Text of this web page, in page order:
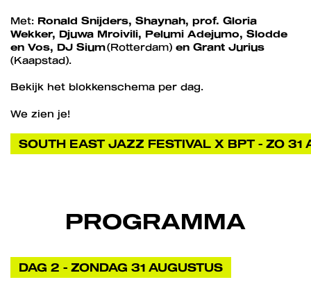
Met: Ronald Snijders, Shaynah, prof. Gloria
Wekker, Djuwa Mroivili, Pelumi Adejumo, Slodde
en Vos, DJ Sium(Rotterdam) en Grant Jurius
(Kaapstad).
Bekijk het blokkenschema per dag.
We zien je!
SOUTH EAST JAZZ FESTIVAL X BPT - ZO 31
PROGRAMMA
DAG 2 - ZONDAG 31 AUGUSTUS